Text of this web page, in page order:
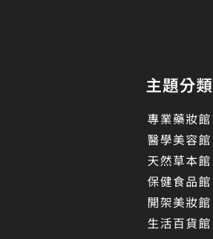
主題分類
專業藥妝館
醫學美容館
天然草本館
保健食品館
開架美妝館
生活百貨館